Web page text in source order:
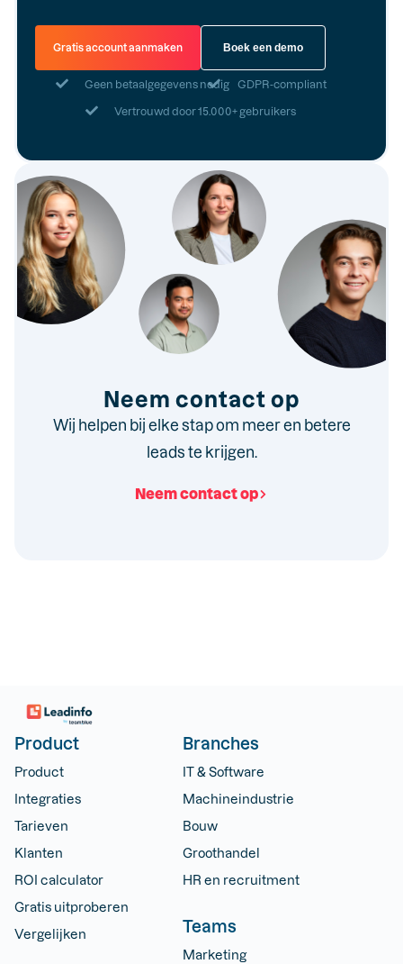
Gratis account aanmaken Boek een demo
Geen betaalgegevens nodig GDPR-compliant
Vertrouwd door 15.000+ gebruikers
Neem contact op
Wij helpen bij elke stap om meer en betere
leads te krijgen.
Neem contact op
Product
Product
Integraties
Tarieven
Klanten
ROI calculator
Gratis uitproberen
Vergelijken
Branches
IT & Software
Machineindustrie
Bouw
Groothandel
HR en recruitment
Teams
Marketing